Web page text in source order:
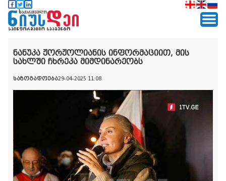
ნანუკა ჟორჟოლიანის ინფორმაციით, მის
სახლში ჩხრეკა მიმდინარეობს
საზოგადოება29-04-2025 11:08